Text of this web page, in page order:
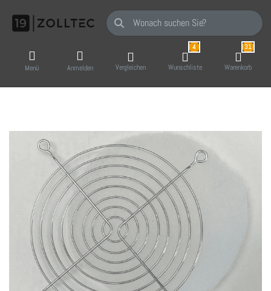
Geben Sie einen Suchbegriff ein. Während
Menü Anmelden Vergleichen
4
Wunschliste
31
Warenkorb